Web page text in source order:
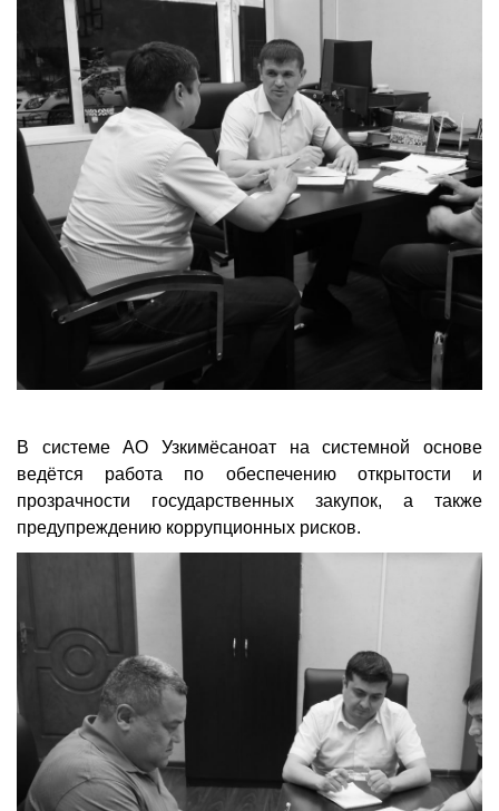
В системе АО Узкимёсаноат на системной основе
ведётся работа по обеспечению открытости и
прозрачности государственных закупок, а также
предупреждению коррупционных рисков.